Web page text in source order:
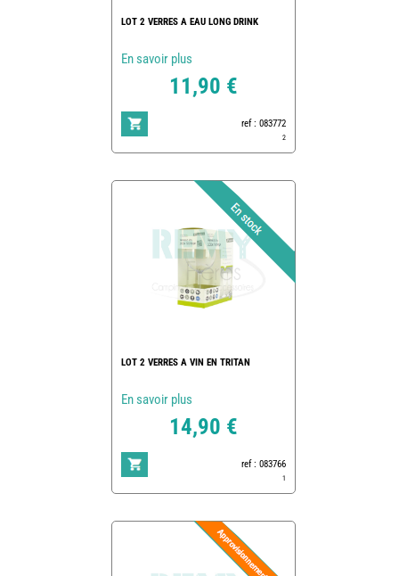
LOT 2 VERRES A EAU LONG DRINK
En savoir plus
11,90 €
ref : 083772
2
LOT 2 VERRES A VIN EN TRITAN
En savoir plus
14,90 €
ref : 083766
1